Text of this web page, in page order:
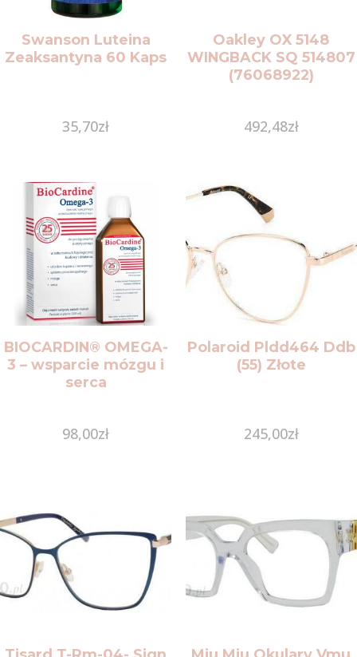
Swanson Luteina
Zeaksantyna 60 Kaps
35,70zł
Oakley OX 5148
WINGBACK SQ 514807
(76068922)
492,48zł
BIOCARDIN® OMEGA-
3 – wsparcie mózgu i
serca
98,00zł
Polaroid Pldd464 Ddb
(55) Złote
245,00zł